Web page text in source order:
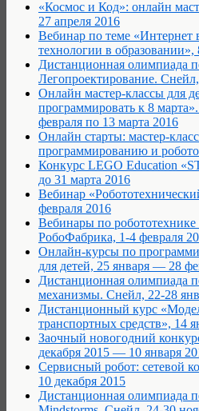
«Космос и Код»: онлайн
27 апреля 2016
Вебинар по теме
технологии в образовании»,
Дистанционная олимпиада
Легопроектирование.
Онлайн мастер-классы для
программировать к 8
февраля по 13 марта 2016
Онлайн старты: мастер-
программированию и
Конкурс LEGO Education
до 31 марта 2016
Вебинар
февраля 2016
Вебинары по робототехнике
РобоФабрика, 1-4 февраля
Онлайн-курсы по
для детей, 25 января — 28
Дистанционная олимпиада
механизмы. Снейл, 22-28
Дистанционный курс
транспортных средств», 14
Заочный новогодний
декабря 2015 — 10 января
Сервисный робот: сетевой
10 декабря 2015
Дистанционная олимпиада